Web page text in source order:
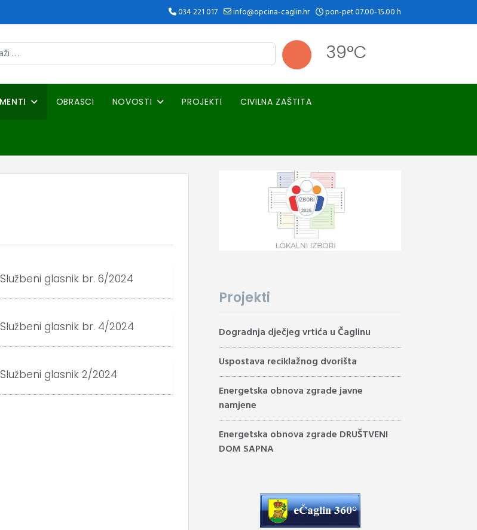
034 221 017 info@opcina-caglin.hr pon-pet 07.00-15.00 h
39°C
OBRASCI NOVOSTI PROJEKTI CIVILNA ZAŠTITA
Službeni glasnik br. 6/2024
Službeni glasnik br. 4/2024
Službeni glasnik 2/2024
Projekti
Dogradnja dječjeg vrtića u Čaglinu
Uspostava reciklažnog dvorišta
Energetska obnova zgrade javne
namjene
Energetska obnova zgrade DRUŠTVENI
DOM SAPNA